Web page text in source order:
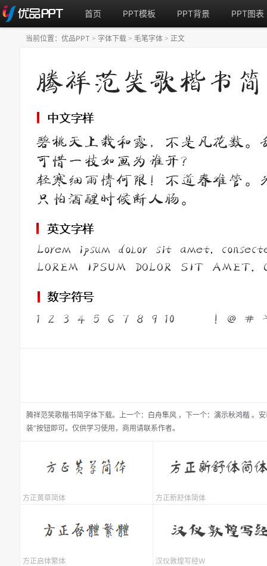
首页 PPT模板 PPT背景 PPT图表
腾祥范笑歌楷书简字体下载。 上一个： 白舟隼风 ， 下一个： 演示秋鸿楷 。
装”按钮即可。仅供学习使用，商用请联系作者。
当前位置： 优品PPT > 字体下载 > 毛笔字体 > 正文
方正黄草简体 方正新舒体简体
方正启体繁体 汉仪敦煌写经W